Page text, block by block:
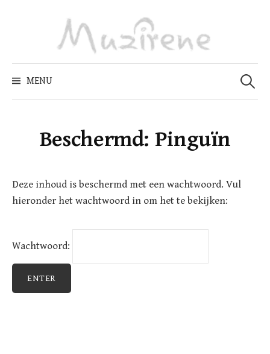
MENU
Zoeken
naar:
Beschermd: Pinguïn
Deze inhoud is beschermd met een wachtwoord. Vul
hieronder het wachtwoord in om het te bekijken:
Wachtwoord: